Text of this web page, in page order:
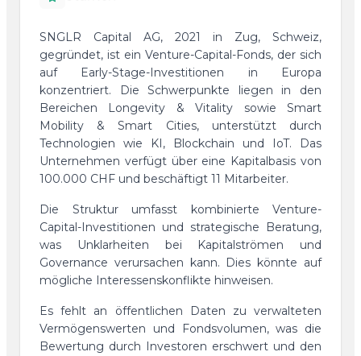
SNGLR Capital AG, 2021 in Zug, Schweiz,
gegründet, ist ein Venture-Capital-Fonds, der sich
auf Early-Stage-Investitionen in Europa
konzentriert. Die Schwerpunkte liegen in den
Bereichen Longevity & Vitality sowie Smart
Mobility & Smart Cities, unterstützt durch
Technologien wie KI, Blockchain und IoT. Das
Unternehmen verfügt über eine Kapitalbasis von
100.000 CHF und beschäftigt 11 Mitarbeiter.
Die Struktur umfasst kombinierte Venture-
Capital-Investitionen und strategische Beratung,
was Unklarheiten bei Kapitalströmen und
Governance verursachen kann. Dies könnte auf
mögliche Interessenskonflikte hinweisen.
Es fehlt an öffentlichen Daten zu verwalteten
Vermögenswerten und Fondsvolumen, was die
Bewertung durch Investoren erschwert und den